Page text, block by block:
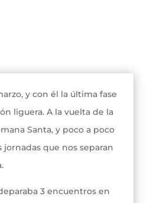
y con él la última fase
liguera. A la vuelta de la
Santa, y poco a poco
jornadas que nos separan
3 encuentros en